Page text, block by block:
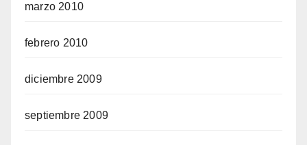
marzo 2010
febrero 2010
diciembre 2009
septiembre 2009